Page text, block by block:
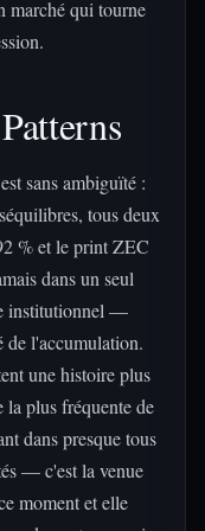
marché qui tourne
sans ambiguïté :
tous deux
% et le print ZEC
dans un seul
institutionnel —
de l'accumulation.
une histoire plus
plus fréquente de
dans presque tous
— c'est la venue
moment et elle